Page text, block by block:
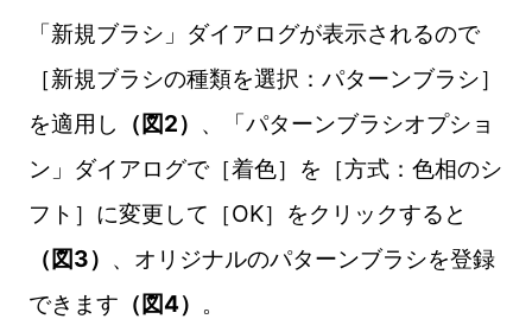
「新規ブラシ」ダイアログが表示されるので
［新規ブラシの種類を選択：パターンブラシ］
を適用し
（図2） 、「パターンブラシオプショ
ン」ダイアログで［着色］を［方式：色相のシ
フト］に変更して［OK］をクリックすると
（図3） 、オリジナルのパターンブラシを登録
できます （図4） 。